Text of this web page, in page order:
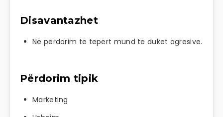
Disavantazhet
Në përdorim të tepërt mund të duket agresive.
Përdorim tipik
Marketing